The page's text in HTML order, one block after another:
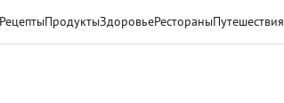
РецептыПродуктыЗдоровьеРестораныПутешествия